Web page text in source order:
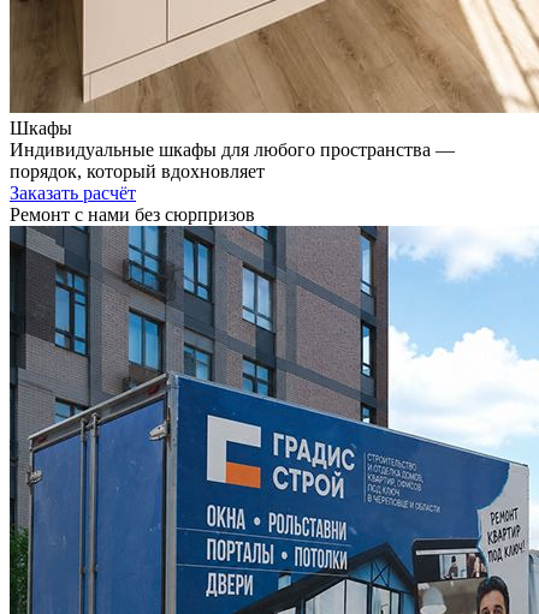
Шкафы
Индивидуальные шкафы для любого пространства —
порядок, который вдохновляет
Заказать расчёт
Ремонт с нами без сюрпризов